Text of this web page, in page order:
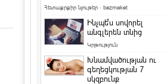
Հետաքրքիր նյութեր · bazmaket
Ինչպե՞ս սովորել
անգլերեն տնից
Կրթություն
Խնամվածության ու
գեղեցկության 7
սկզբունք